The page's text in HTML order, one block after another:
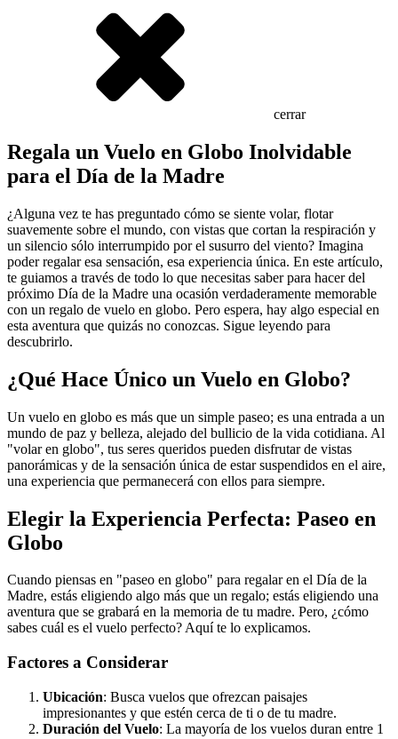
cerrar
Regala un Vuelo en Globo Inolvidable
para el Día de la Madre
¿Alguna vez te has preguntado cómo se siente volar, flotar
suavemente sobre el mundo, con vistas que cortan la respiración y
un silencio sólo interrumpido por el susurro del viento? Imagina
poder regalar esa sensación, esa experiencia única. En este artículo,
te guiamos a través de todo lo que necesitas saber para hacer del
próximo Día de la Madre una ocasión verdaderamente memorable
con un regalo de vuelo en globo. Pero espera, hay algo especial en
esta aventura que quizás no conozcas. Sigue leyendo para
descubrirlo.
¿Qué Hace Único un Vuelo en Globo?
Un vuelo en globo es más que un simple paseo; es una entrada a un
mundo de paz y belleza, alejado del bullicio de la vida cotidiana. Al
"volar en globo", tus seres queridos pueden disfrutar de vistas
panorámicas y de la sensación única de estar suspendidos en el aire,
una experiencia que permanecerá con ellos para siempre.
Elegir la Experiencia Perfecta: Paseo en
Globo
Cuando piensas en "paseo en globo" para regalar en el Día de la
Madre, estás eligiendo algo más que un regalo; estás eligiendo una
aventura que se grabará en la memoria de tu madre. Pero, ¿cómo
sabes cuál es el vuelo perfecto? Aquí te lo explicamos.
Factores a Considerar
Ubicación: Busca vuelos que ofrezcan paisajes
impresionantes y que estén cerca de ti o de tu madre.
Duración del Vuelo: La mayoría de los vuelos duran entre 1